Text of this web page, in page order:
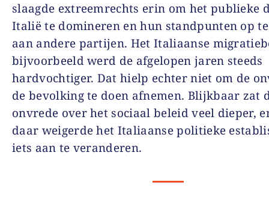
slaagde extreemrechts erin om het publieke
Italië te domineren en hun standpunten op
aan andere partijen. Het Italiaanse
bijvoorbeeld werd de afgelopen jaren steeds
hardvochtiger. Dat hielp echter niet om de
de bevolking te doen afnemen. Blijkbaar zat
onvrede over het sociaal beleid veel dieper,
daar weigerde het Italiaanse politieke
iets aan te veranderen.